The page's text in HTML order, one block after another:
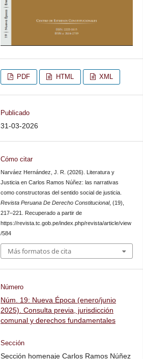
PDF HTML XML
Publicado
31-03-2026
Cómo citar
Narváez Hernández, J. R. (2026). Literatura y
Justicia en Carlos Ramos Núñez: las narrativas
como constructoras del sentido social de justicia.
Revista Peruana De Derecho Constitucional, (19),
217–221. Recuperado a partir de
https://revista.tc.gob.pe/index.php/revista/article/view
/584
Más formatos de cita
Número
Núm. 19: Nueva Época (enero/junio
2025). Consulta previa, jurisdicción
comunal y derechos fundamentales
Sección
Sección homenaje Carlos Ramos Núñez